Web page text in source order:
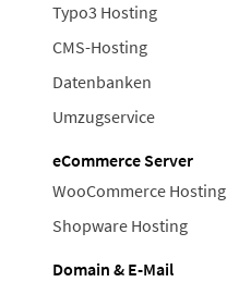
Typo3 Hosting
CMS-Hosting
Datenbanken
Umzugservice
eCommerce Server
WooCommerce Hosting
Shopware Hosting
Domain & E-Mail